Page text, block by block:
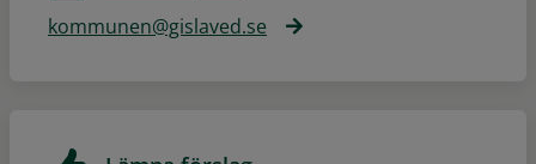
kommunen@gislaved.se